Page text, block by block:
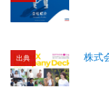
出典 株式